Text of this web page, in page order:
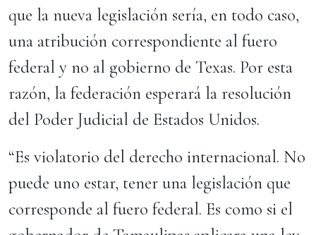
que la nueva legislación sería, en todo caso,
una atribución correspondiente al fuero
federal y no al gobierno de Texas. Por esta
razón, la federación esperará la resolución
del Poder Judicial de Estados Unidos.
“Es violatorio del derecho internacional. No
puede uno estar, tener una legislación que
corresponde al fuero federal. Es como si el